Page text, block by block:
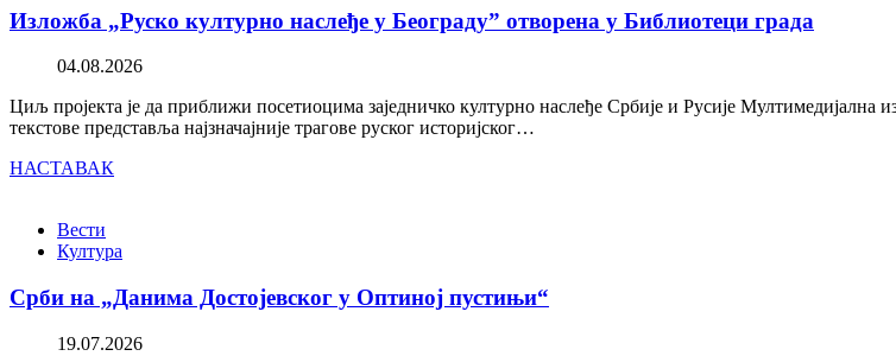
Изложба „Руско културно наслеђе у Београду” отворена у Библиотеци града
04.08.2026
Циљ пројекта је да приближи посетиоцима заједничко културно наслеђе Србије и Русије Мултимедијална
текстове представља најзначајније трагове руског историјског…
НАСТАВАК
Вести
Култура
Срби на „Данима Достојевског у Оптиној пустињи“
19.07.2026